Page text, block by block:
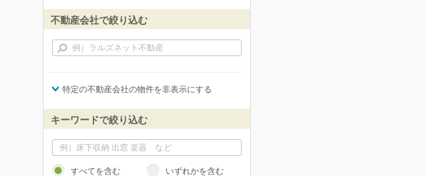
不動産会社で絞り込む
特定の不動産会社の物件を非表示にする
キーワードで絞り込む
すべてを含む いずれかを含む